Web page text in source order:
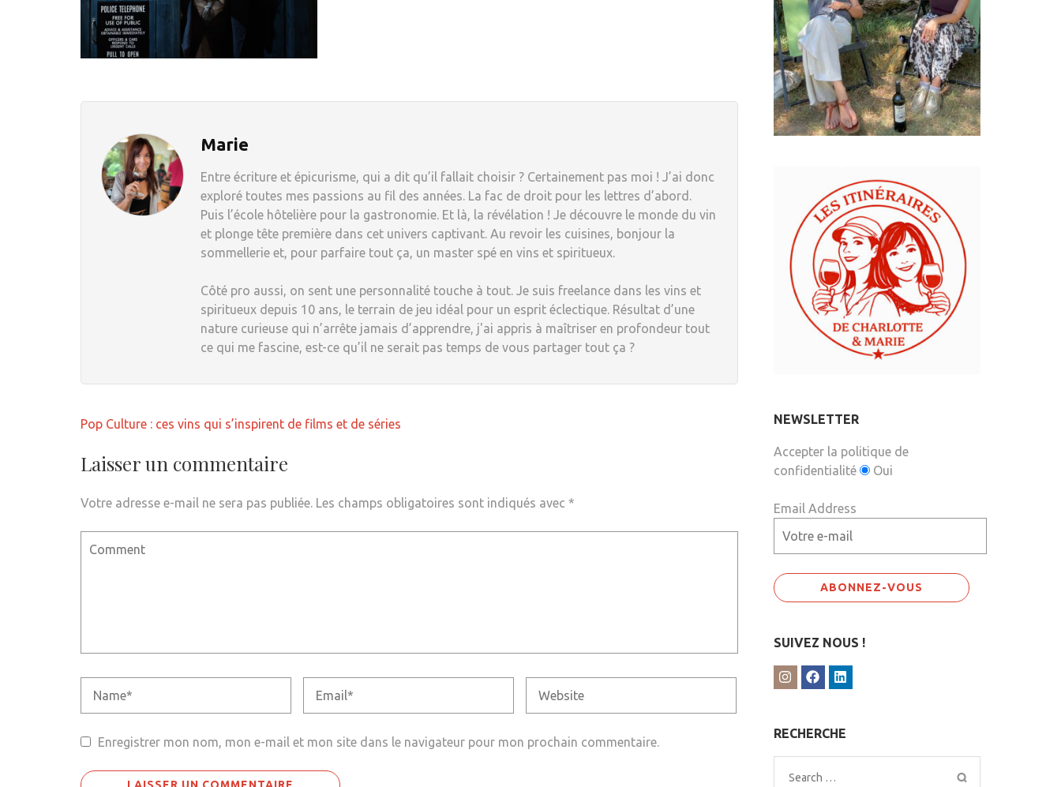
Marie
Entre écriture et épicurisme, qui a dit qu’il fallait choisir ? Certainement pas moi ! J’ai donc
exploré toutes mes passions au fil des années. La fac de droit pour les lettres d’abord.
Puis l’école hôtelière pour la gastronomie. Et là, la révélation ! Je découvre le monde du vin
et plonge tête première dans cet univers captivant. Au revoir les cuisines, bonjour la
sommellerie et, pour parfaire tout ça, un master spé en vins et spiritueux.
Côté pro aussi, on sent une personnalité touche à tout. Je suis freelance dans les vins et
spiritueux depuis 10 ans, le terrain de jeu idéal pour un esprit éclectique. Résultat d’une
nature curieuse qui n’arrête jamais d’apprendre, j'ai appris à maîtriser en profondeur tout
ce qui me fascine, est-ce qu’il ne serait pas temps de vous partager tout ça ?
Navigation
l’article
Pop Culture : ces vins qui s’inspirent de films et de séries
Laisser un commentaire
Votre adresse e-mail ne sera pas publiée. Les champs obligatoires sont indiqués avec *
Enregistrer mon nom, mon e-mail et mon site dans le navigateur pour mon prochain commentaire.
NEWSLETTER
Accepter la politique de
confidentialité
Oui
Email Address
SUIVEZ NOUS !
RECHERCHE
Search